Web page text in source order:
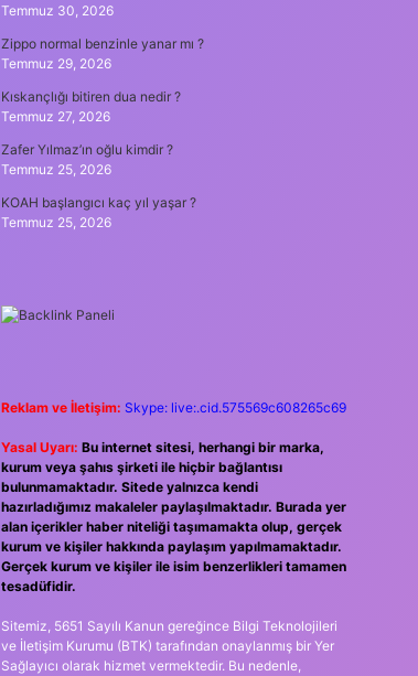
Temmuz 30, 2026
Zippo normal benzinle yanar mı ?
Temmuz 29, 2026
Kıskançlığı bitiren dua nedir ?
Temmuz 27, 2026
Zafer Yılmaz’ın oğlu kimdir ?
Temmuz 25, 2026
KOAH başlangıcı kaç yıl yaşar ?
Temmuz 25, 2026
Reklam ve İletişim: Skype: live:.cid.575569c608265c69
Yasal Uyarı: Bu internet sitesi, herhangi bir marka,
kurum veya şahıs şirketi ile hiçbir bağlantısı
bulunmamaktadır. Sitede yalnızca kendi
hazırladığımız makaleler paylaşılmaktadır. Burada yer
alan içerikler haber niteliği taşımamakta olup, gerçek
kurum ve kişiler hakkında paylaşım yapılmamaktadır.
Gerçek kurum ve kişiler ile isim benzerlikleri tamamen
tesadüfidir.
Sitemiz, 5651 Sayılı Kanun gereğince Bilgi Teknolojileri
ve İletişim Kurumu (BTK) tarafından onaylanmış bir Yer
Sağlayıcı olarak hizmet vermektedir. Bu nedenle,